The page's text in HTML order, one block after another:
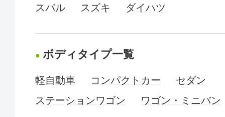
スバル
スズキ ダイハツ
ボディタイプ一覧
軽自動車 コンパクトカー
セダン
ステーションワゴン
ワゴン・ミニバン